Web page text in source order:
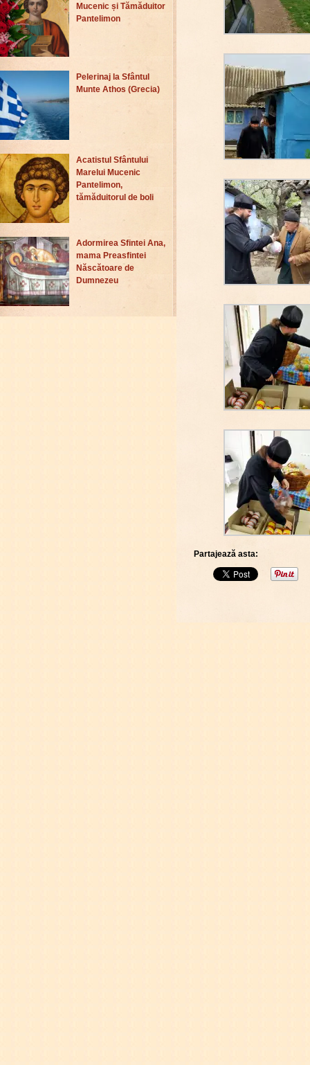
Mucenic și Tămăduitor
Pantelimon
Pelerinaj la Sfântul
Munte Athos (Grecia)
Acatistul Sfântului
Marelui Mucenic
Pantelimon,
tămăduitorul de boli
Adormirea Sfintei Ana,
mama Preasfintei
Născătoare de
Dumnezeu
Partajează asta: